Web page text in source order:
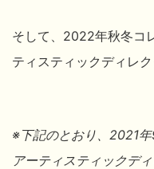
そして、2022年秋冬コ
ティスティックディレク
※下記のとおり、2021
アーティスティックデ